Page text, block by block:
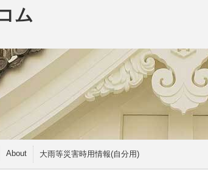
ム
About 大雨等災害時用情報(自分用)